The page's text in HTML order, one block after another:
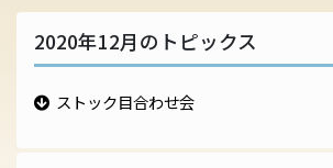
2020年12月のトピックス
ストック目合わせ会